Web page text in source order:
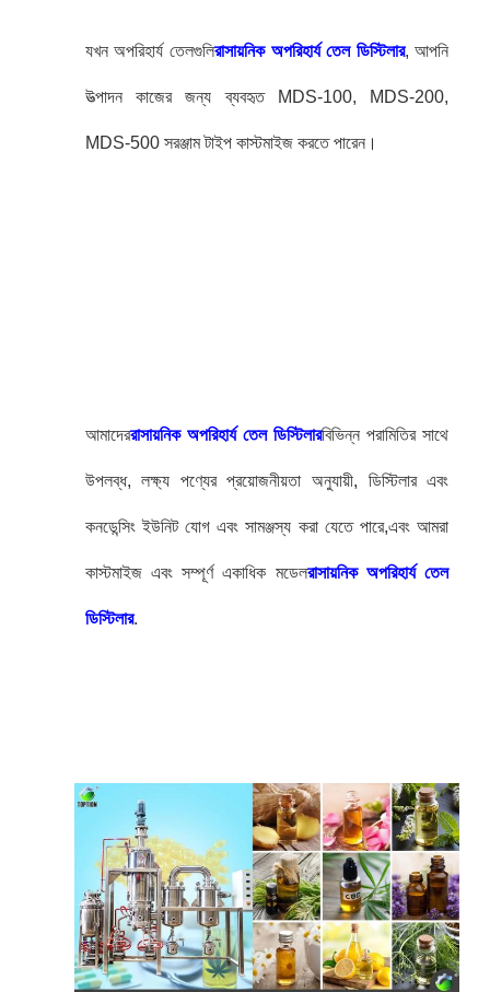
যখন অপরিহার্য তেলগুলিরাসায়নিক অপরিহার্য তেল ডিস্টিলার, আপনি
উত্পাদন কাজের জন্য ব্যবহৃত MDS-100, MDS-200,
MDS-500 সরঞ্জাম টাইপ কাস্টমাইজ করতে পারেন।
আমাদেররাসায়নিক অপরিহার্য তেল ডিস্টিলারবিভিন্ন পরামিতির সাথে
উপলব্ধ, লক্ষ্য পণ্যের প্রয়োজনীয়তা অনুযায়ী, ডিস্টিলার এবং
কনডেন্সিং ইউনিট যোগ এবং সামঞ্জস্য করা যেতে পারে,এবং আমরা
কাস্টমাইজ এবং সম্পূর্ণ একাধিক মডেলরাসায়নিক অপরিহার্য তেল
ডিস্টিলার.